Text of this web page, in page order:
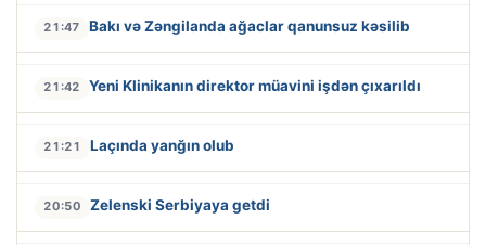
21:47 Bakı və Zəngilanda ağaclar qanunsuz kəsilib
21:42 Yeni Klinikanın direktor müavini işdən çıxarıldı
21:21 Laçında yanğın olub
20:50 Zelenski Serbiyaya getdi